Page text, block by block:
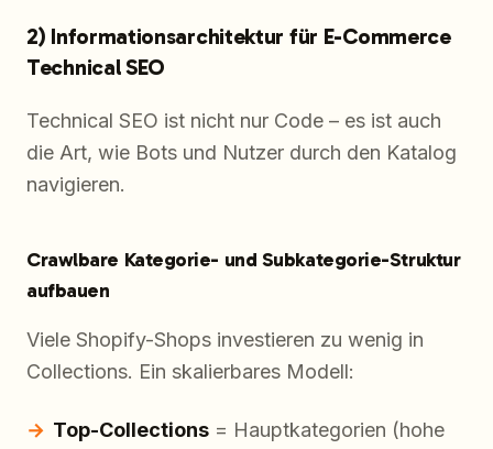
2) Informationsarchitektur für E-Commerce
Technical SEO
Technical SEO ist nicht nur Code – es ist auch
die Art, wie Bots und Nutzer durch den Katalog
navigieren.
Crawlbare Kategorie- und Subkategorie-Struktur
aufbauen
Viele Shopify-Shops investieren zu wenig in
Collections. Ein skalierbares Modell:
Top-Collections = Hauptkategorien (hohe